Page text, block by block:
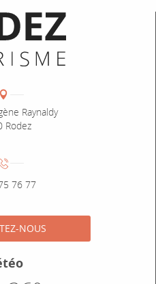
Adresse :
Raynaldy
Rodez
Numéro de téléphone :
76 77
NOUS